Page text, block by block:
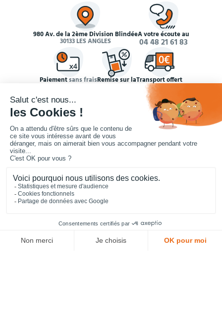
980 Av. de la 2ème Division Blindée
30133 LES ANGLES
À votre écoute au
04 48 21 61 83
Paiementsans fraisRemise sur laTransport offert
dès990€ HT
Concepteur et fournisseur de mobilier urbain,
des entreprises de travaux publics, lycées, écoles.
Nous contacter
Infos pratiques
Catégories 